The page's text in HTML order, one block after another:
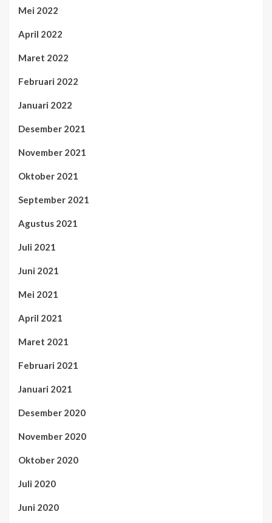
Mei 2022
April 2022
Maret 2022
Februari 2022
Januari 2022
Desember 2021
November 2021
Oktober 2021
September 2021
Agustus 2021
Juli 2021
Juni 2021
Mei 2021
April 2021
Maret 2021
Februari 2021
Januari 2021
Desember 2020
November 2020
Oktober 2020
Juli 2020
Juni 2020